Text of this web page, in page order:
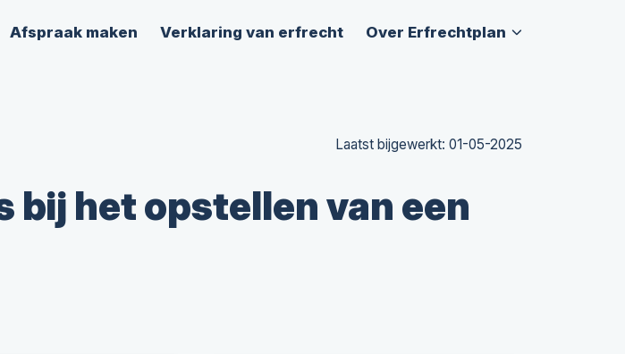
Afspraak maken Verklaring van erfrecht Over Erfrechtplan
Laatst bijgewerkt: 01-05-2025
bij het opstellen van een